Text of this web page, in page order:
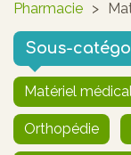
Pharmacie >
Sous-
Matériel médical
Orthopédie